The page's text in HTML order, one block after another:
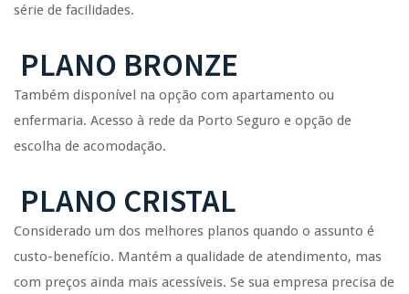
série de facilidades.
PLANO BRONZE
Também disponível na opção com apartamento ou
enfermaria. Acesso à rede da Porto Seguro e opção de
escolha de acomodação.
PLANO CRISTAL
Considerado um dos melhores planos quando o assunto é
custo-benefício. Mantém a qualidade de atendimento, mas
com preços ainda mais acessíveis. Se sua empresa precisa de